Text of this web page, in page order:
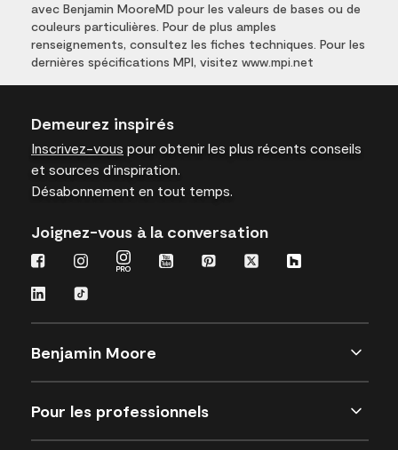
avec Benjamin MooreMD pour les valeurs de bases ou de
couleurs particulières. Pour de plus amples
renseignements, consultez les fiches techniques. Pour les
dernières spécifications MPI, visitez www.mpi.net
Demeurez inspirés
Inscrivez-vous pour obtenir les plus récents conseils
et sources d’inspiration.
Désabonnement en tout temps.
Joignez-vous à la conversation
Benjamin Moore
Pour les professionnels